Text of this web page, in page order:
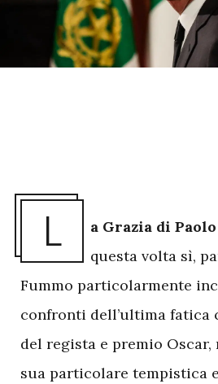
L a Grazia di
questa volta sì,
Fummo particolarmente
confronti dell’ultima fatica
del regista e premio Oscar,
sua particolare tempistica